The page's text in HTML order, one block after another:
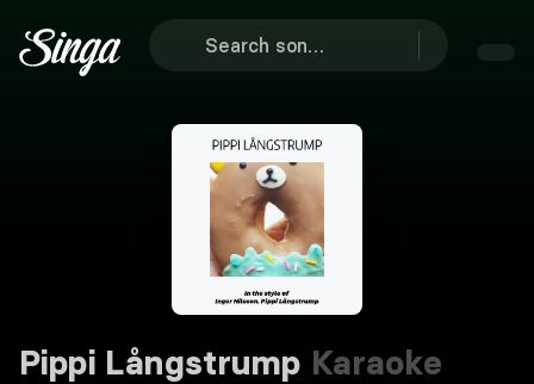
Pippi Långstrump Karaoke